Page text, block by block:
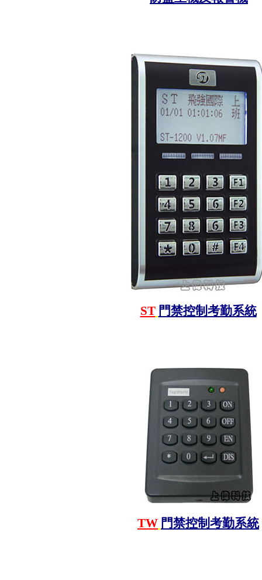
ST 門禁控制考勤系統
TW 門禁控制考勤系統